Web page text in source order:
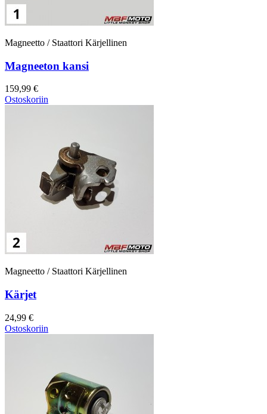
Magneetto / Staattori Kärjellinen
Magneeton kansi
159,99 €
Ostoskoriin
Magneetto / Staattori Kärjellinen
Kärjet
24,99 €
Ostoskoriin